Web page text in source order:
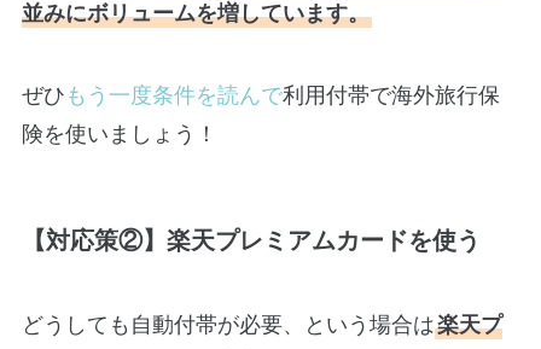
並みにボリュームを増しています。
ぜひ もう一度条件を読んで利用付帯で海外旅行保
険を使いましょう！
【対応策②】楽天プレミアムカードを使う
どうしても自動付帯が必要、という場合は楽天プ